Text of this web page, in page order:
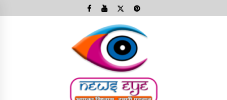
to